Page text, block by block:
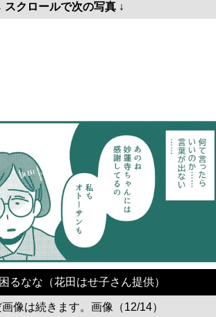
スクロールで次の写真 ↓
るなな（花田はせ子さん提供）
像は続きます。画像（12/14）